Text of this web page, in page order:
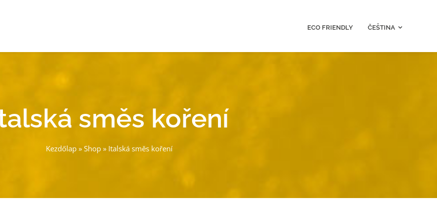
ECO FRIENDLY ČEŠTINA
směs koření
Kezdőlap » Shop » Italská směs koření